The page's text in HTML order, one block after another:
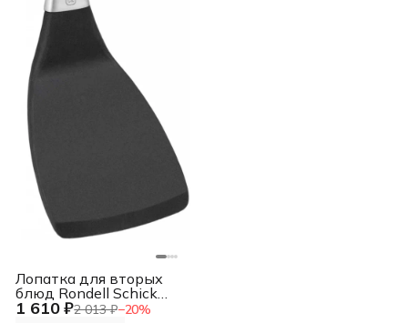
1 610 ₽2 013 ₽−20%
Лопатка для вторых
блюд Rondell Schick
RD-636 черный/